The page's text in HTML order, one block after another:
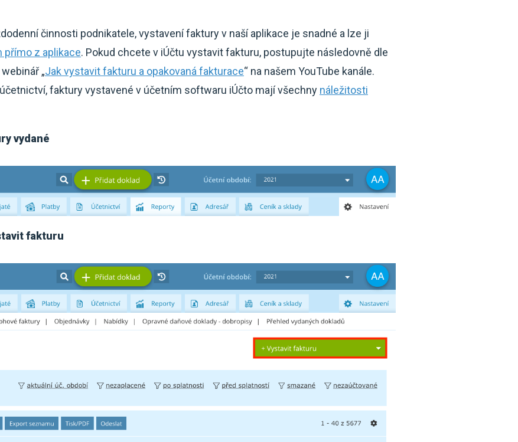
činnosti podnikatele, vystavení faktury v naší aplikace je snadné a lze ji
přímo z aplikace. Pokud chcete v iÚčtu vystavit fakturu, postupujte následovně dle
„Jak vystavit fakturu a opakovaná fakturace“ na našem YouTube kanále.
faktury vystavené v účetním softwaru iÚčto mají všechny náležitosti
vydané
fakturu